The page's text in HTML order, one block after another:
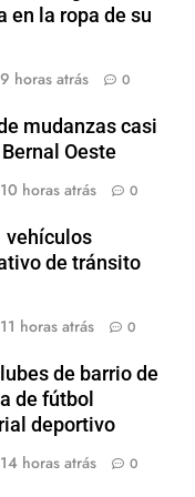
en la ropa de su
9 horas atrás 0
mudanzas casi
Oeste
10 horas atrás 0
vehículos
de tránsito
11 horas atrás 0
de barrio de
de fútbol
deportivo
14 horas atrás 0